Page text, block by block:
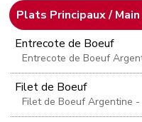
Plats Principaux /
Entrecote de Boeuf
Entrecote de Boeuf
Filet de Boeuf
Filet de Boeuf Argentine -